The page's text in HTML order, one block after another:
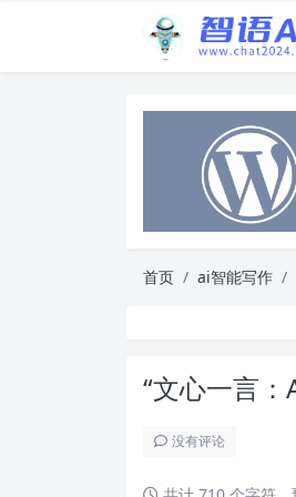
首页 ai智能写作
“文心一言
没有评论